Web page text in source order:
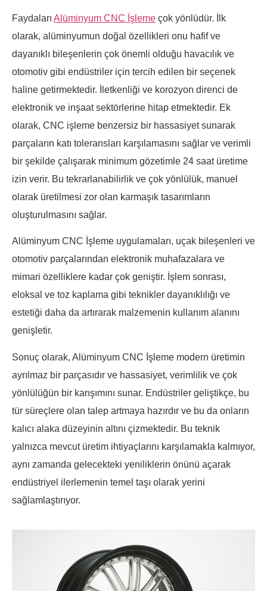
Faydaları Alüminyum CNC İşleme çok yönlüdür. İlk
olarak, alüminyumun doğal özellikleri onu hafif ve
dayanıklı bileşenlerin çok önemli olduğu havacılık ve
otomotiv gibi endüstriler için tercih edilen bir seçenek
haline getirmektedir. İletkenliği ve korozyon direnci de
elektronik ve inşaat sektörlerine hitap etmektedir. Ek
olarak, CNC işleme benzersiz bir hassasiyet sunarak
parçaların katı toleransları karşılamasını sağlar ve verimli
bir şekilde çalışarak minimum gözetimle 24 saat üretime
izin verir. Bu tekrarlanabilirlik ve çok yönlülük, manuel
olarak üretilmesi zor olan karmaşık tasarımların
oluşturulmasını sağlar.
Alüminyum CNC İşleme uygulamaları, uçak bileşenleri ve
otomotiv parçalarından elektronik muhafazalara ve
mimari özelliklere kadar çok geniştir. İşlem sonrası,
eloksal ve toz kaplama gibi teknikler dayanıklılığı ve
estetiği daha da artırarak malzemenin kullanım alanını
genişletir.
Sonuç olarak, Alüminyum CNC İşleme modern üretimin
ayrılmaz bir parçasıdır ve hassasiyet, verimlilik ve çok
yönlülüğün bir karışımını sunar. Endüstriler geliştikçe, bu
tür süreçlere olan talep artmaya hazırdır ve bu da onların
kalıcı alaka düzeyinin altını çizmektedir. Bu teknik
yalnızca mevcut üretim ihtiyaçlarını karşılamakla kalmıyor,
aynı zamanda gelecekteki yeniliklerin önünü açarak
endüstriyel ilerlemenin temel taşı olarak yerini
sağlamlaştırıyor.